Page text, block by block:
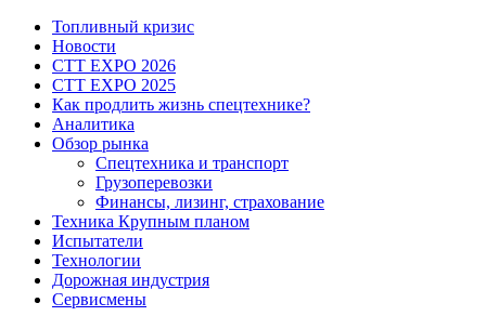
Топливный кризис
Новости
CTT EXPO 2026
CTT EXPO 2025
Как продлить жизнь спецтехнике?
Аналитика
Обзор рынка
Спецтехника и транспорт
Грузоперевозки
Финансы, лизинг, страхование
Техника Крупным планом
Испытатели
Технологии
Дорожная индустрия
Сервисмены